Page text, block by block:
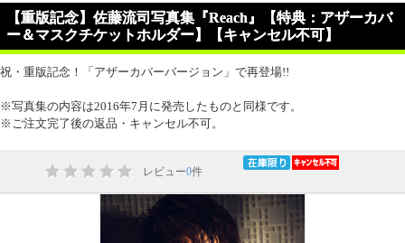
【重版記念】佐藤流司写真集『Reach』【特典：アザーカバ
ー＆マスクチケットホルダー】【キャンセル不可】
祝・重版記念！「アザーカバーバージョン」で再登場!!
※写真集の内容は2016年7月に発売したものと同様です。
※ご注文完了後の返品・キャンセル不可。
レビュー0件